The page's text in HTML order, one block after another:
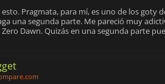
esto. Pragmata, para mí, es uno de los
una segunda parte. Me pareció muy
Dawn. Quizás en una segunda parte